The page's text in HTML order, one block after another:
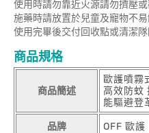
使用時請勿靠近火源請勿擠壓
施藥時請放置於兒童及寵物不
使用完畢後交付回收點或清潔
商品規格
商品簡述
歐護噴霧
高效防蚊
能驅避登
品牌 OFF 歐護